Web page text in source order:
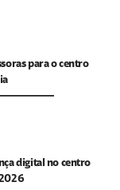
para o centro
digital no centro